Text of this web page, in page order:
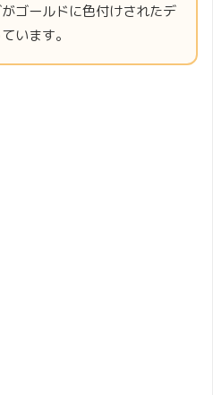
ゴールドに色付けされたデ
います。